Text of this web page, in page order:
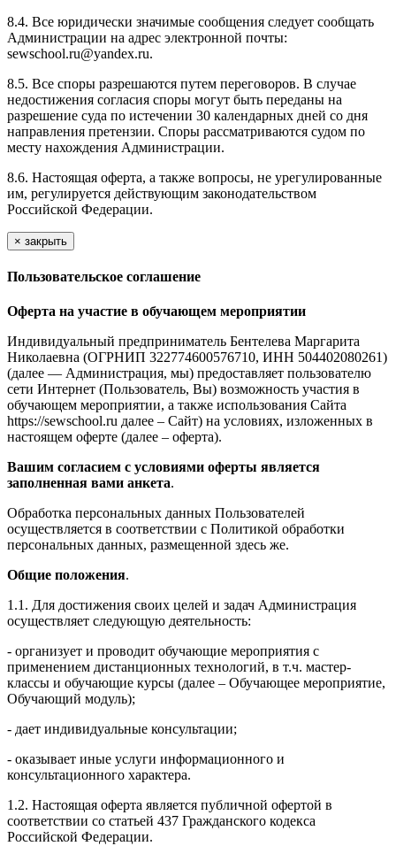
8.4. Все юридически значимые сообщения следует сообщать
Администрации на адрес электронной почты:
sewschool.ru@yandex.ru.
8.5. Все споры разрешаются путем переговоров. В случае
недостижения согласия споры могут быть переданы на
разрешение суда по истечении 30 календарных дней со дня
направления претензии. Споры рассматриваются судом по
месту нахождения Администрации.
8.6. Настоящая оферта, а также вопросы, не урегулированные
им, регулируется действующим законодательством
Российской Федерации.
× закрыть
Пользовательское соглашение
Оферта на участие в обучающем мероприятии
Индивидуальный предприниматель Бентелева Маргарита
Николаевна (ОГРНИП 322774600576710, ИНН 504402080261)
(далее — Администрация, мы) предоставляет пользователю
сети Интернет (Пользователь, Вы) возможность участия в
обучающем мероприятии, а также использования Сайта
https://sewschool.ru далее – Сайт) на условиях, изложенных в
настоящем оферте (далее – оферта).
Вашим согласием с условиями оферты является
заполненная вами анкета.
Обработка персональных данных Пользователей
осуществляется в соответствии с Политикой обработки
персональных данных, размещенной здесь же.
Общие положения.
1.1. Для достижения своих целей и задач Администрация
осуществляет следующую деятельность:
- организует и проводит обучающие мероприятия с
применением дистанционных технологий, в т.ч. мастер-
классы и обучающие курсы (далее – Обучающее мероприятие,
Обучающий модуль);
- дает индивидуальные консультации;
- оказывает иные услуги информационного и
консультационного характера.
1.2. Настоящая оферта является публичной офертой в
соответствии со статьей 437 Гражданского кодекса
Российской Федерации.